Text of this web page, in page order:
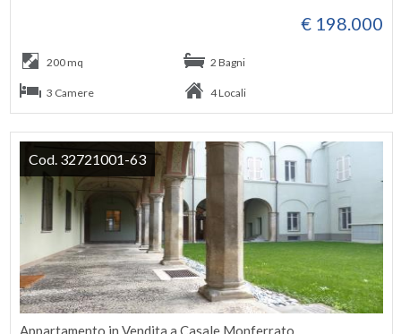
€ 198.000
200 mq 2 Bagni
3 Camere 4 Locali
Appartamento in Vendita a Casale Monferrato
Cod. 32721001-63